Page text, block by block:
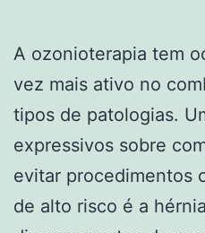
A ozonioterapia tem
vez mais ativo no
tipos de patologias.
expressivos sobre
evitar procedimentos
de alto risco é a